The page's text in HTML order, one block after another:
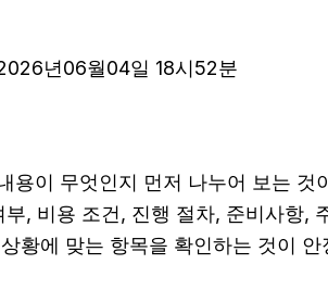
년06월04일 18시52분
용이 무엇인지 먼저 나누어 보는
, 비용 조건, 진행 절차, 준비사항
황에 맞는 항목을 확인하는 것이 안